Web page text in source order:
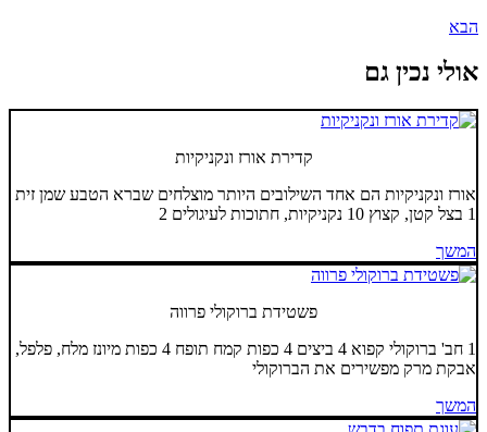
הבא
אולי נכין גם
קדירת אורז ונקניקיות
אורז ונקניקיות הם אחד השילובים היותר מוצלחים שברא הטבע שמן זית
1 בצל קטן, קצוץ 10 נקניקיות, חתוכות לעיגולים 2
המשך
פשטידת ברוקולי פרווה
1 חב' ברוקולי קפוא 4 ביצים 4 כפות קמח תופח 4 כפות מיונז מלח, פלפל,
אבקת מרק מפשירים את הברוקולי
המשך